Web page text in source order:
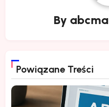
By
Powiązane Treści